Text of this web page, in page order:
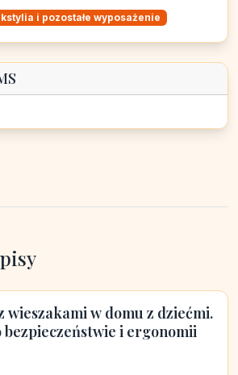
i pozostałe wyposażenie
wieszakami w domu z dziećmi.
i ergonomii